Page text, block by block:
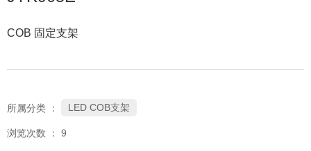
COB 固定支架
所属分类 ： LED COB支架
浏览次数 ： 9